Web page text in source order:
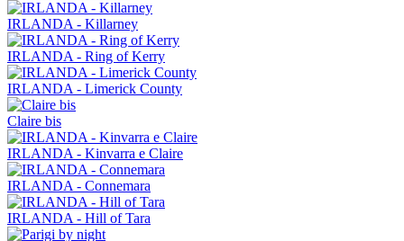
IRLANDA - Killarney
IRLANDA - Ring of Kerry
IRLANDA - Limerick County
Claire bis
IRLANDA - Kinvarra e Claire
IRLANDA - Connemara
IRLANDA - Hill of Tara